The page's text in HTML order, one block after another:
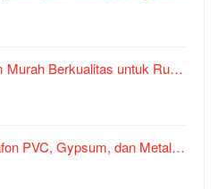
Murah Berkualitas untuk Ru…
PVC, Gypsum, dan Metal…